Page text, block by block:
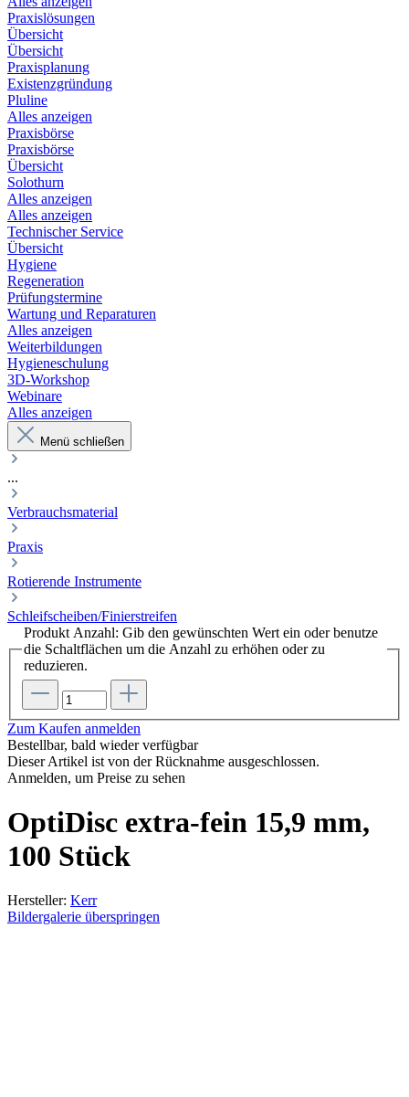
Praxislösungen
Übersicht
Übersicht
Praxisplanung
Existenzgründung
Pluline
Alles anzeigen
Praxisbörse
Praxisbörse
Übersicht
Solothurn
Alles anzeigen
Alles anzeigen
Technischer Service
Übersicht
Hygiene
Regeneration
Prüfungstermine
Wartung und Reparaturen
Alles anzeigen
Weiterbildungen
Hygieneschulung
3D-Workshop
Webinare
Alles anzeigen
Menü schließen
...
Verbrauchsmaterial
Praxis
Rotierende Instrumente
Schleifscheiben/Finierstreifen
Produkt Anzahl: Gib den gewünschten Wert ein oder benutze
die Schaltflächen um die Anzahl zu erhöhen oder zu
reduzieren.
Zum Kaufen anmelden
Bestellbar, bald wieder verfügbar
Dieser Artikel ist von der Rücknahme ausgeschlossen.
Anmelden, um Preise zu sehen
OptiDisc extra-fein 15,9 mm,
100 Stück
Hersteller: Kerr
Bildergalerie überspringen